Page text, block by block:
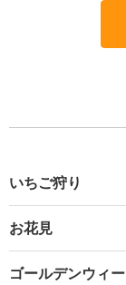
いちご狩り
お花見
ゴールデンウィ